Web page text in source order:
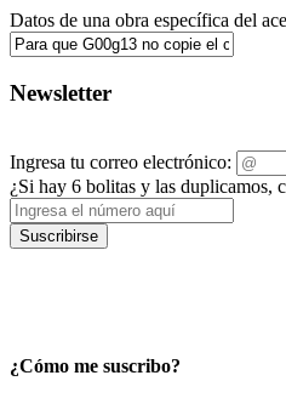
Datos de una obra específica del
Newsletter
Ingresa tu correo electrónico:
¿Si hay 6 bolitas y las duplicamos,
Suscribirse
¿Cómo me suscribo?